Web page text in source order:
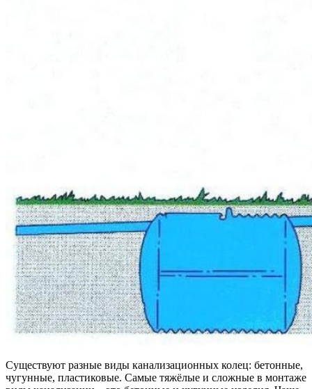
Существуют разные виды канализационных колец: бетонные,
чугунные, пластиковые. Самые тяжёлые и сложные в монтаже